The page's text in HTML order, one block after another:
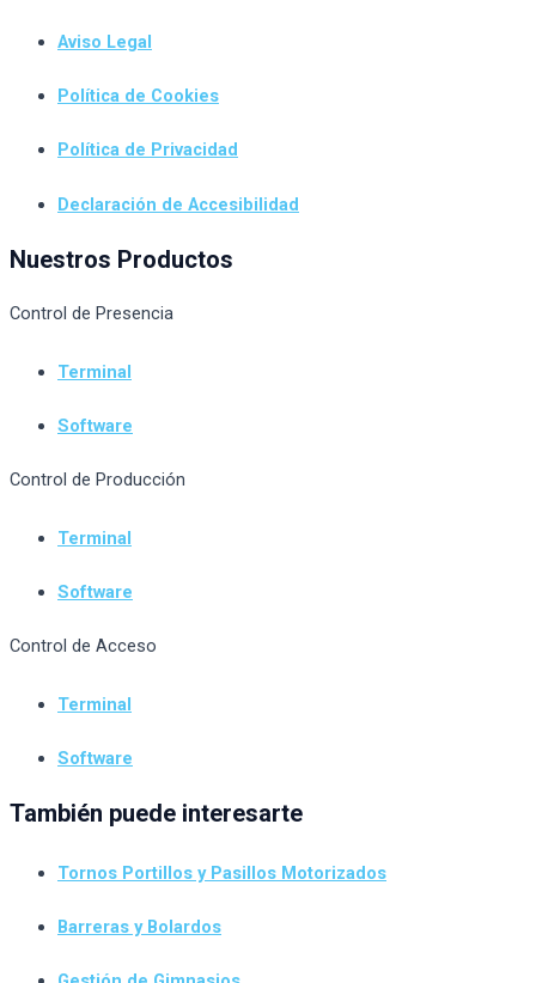
Aviso Legal
Política de Cookies
Política de Privacidad
Declaración de Accesibilidad
Nuestros Productos
Control de Presencia
Terminal
Software
Control de Producción
Terminal
Software
Control de Acceso
Terminal
Software
También puede interesarte
Tornos Portillos y Pasillos Motorizados
Barreras y Bolardos